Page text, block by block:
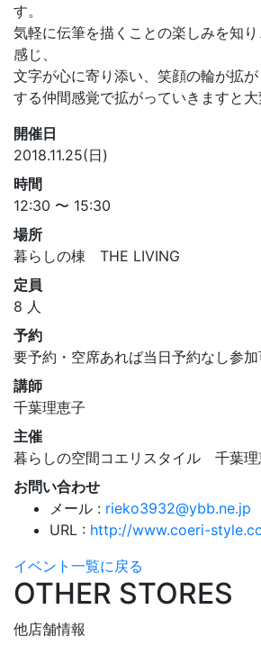
す。
気軽に伝筆を描くことの楽しみを知
感じ、
文字が心に寄り添い、笑顔の輪が拡
する仲間感覚で拡がっていきますと大
開催日
2018.11.25(日)
時間
12:30 〜 15:30
場所
暮らしの棟 THE LIVING
定員
8 人
予約
要予約・空席あれば当日予約なし参
講師
千葉理恵子
主催
暮らしの空間コエリスタイル 千葉理
お問い合わせ
メール : rieko3932@ybb.ne.jp
URL : http://www.coeri-
イベント一覧に戻る
OTHER STORES
他店舗情報